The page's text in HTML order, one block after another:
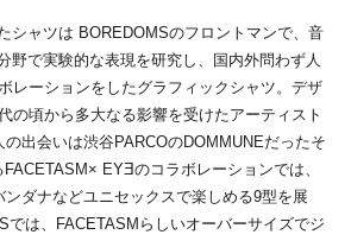
シャツは BOREDOMSのフロントマンで、音
野で実験的な表現を研究し、国内外問わず人
レーションをしたグラフィックシャツ。デザ
の頃から多大なる影響を受けたアーティスト
出会いは渋谷PARCOのDOMMUNEだったそ
EYƎのコラボレーションでは、
ダナなどユニセックスで楽しめる9型を展
では、FACETASMらしいオーバーサイズでジ